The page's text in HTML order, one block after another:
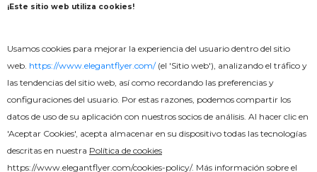
Animado
¡Este sitio web utiliza cookies!
Usamos cookies para mejorar la experiencia del usuario dentro del sitio
web. https://www.elegantflyer.com/(el 'Sitio web'), analizando el tráfico y
las tendencias del sitio web, así como recordando las preferencias y
configuraciones del usuario. Por estas razones, podemos compartir los
datos de uso de su aplicación con nuestros socios de análisis. Al hacer clic en
'Aceptar Cookies', acepta almacenar en su dispositivo todas las tecnologías
descritas en nuestra Política de cookies
https://www.elegantflyer.com/cookies-policy/. Más información sobre el